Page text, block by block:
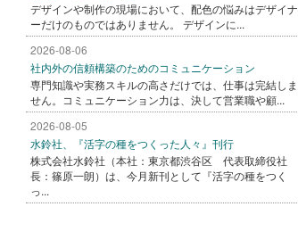
デザインや制作の現場において、配色の悩みはデザイナ
ーだけのものではありません。 デザインに...
2026-08-06
社内外の信頼構築のためのコミュニケーション
専門知識や実務スキルの高さだけでは、仕事は完結しま
せん。コミュニケーション力は、決して営業職や顧...
2026-08-05
水鈴社、『活字の種をつくった人々』刊行
株式会社水鈴社（本社：東京都渋谷区 代表取締役社
長：篠原一朗）は、今月新刊として『活字の種をつく
っ...